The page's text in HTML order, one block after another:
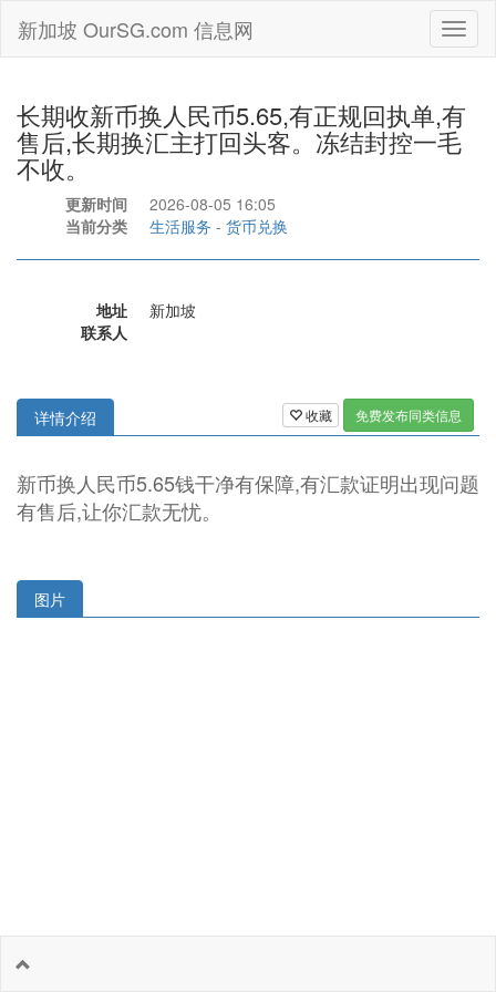
新加坡 OurSG.com 信息网
长期收新币换人民币5.65,有正规回执单,有
售后,长期换汇主打回头客。冻结封控一毛
不收。
更新时间
2026-08-05 16:05
当前分类
生活服务 - 货币兑换
地址
新加坡
联系人
收藏 免费发布同类信息
详情介绍
新币换人民币5.65钱干净有保障,有汇款证明出现问题
有售后,让你汇款无忧。
图片